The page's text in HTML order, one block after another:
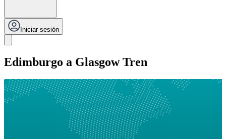
Iniciar sesión
Edimburgo a Glasgow Tren